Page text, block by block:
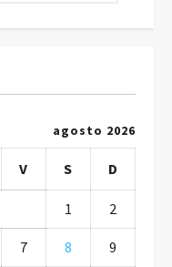
agosto 2026
V S D
1 2
7 8 9